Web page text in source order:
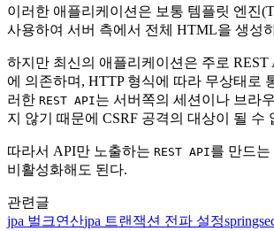
이러한 애플리케이션은 보통 템플릿 엔진
사용하여 서버 측에서 전체 HTML을 생성
하지만 최신의 애플리케이션은 주로 REST
에 의존하며, HTTP 형식에 따라 무상태로
러한 REST API는 서버쪽의 세션이나 브라
지 않기 때문에 CSRF 공격의 대상이 될 수
따라서 API만 노출하는 REST API를 만드는
비활성화해도 된다.
관련글
jpa 벌크연산jpa 트랜잭션 전파 설정